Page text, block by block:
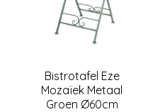
Bistrotafel Eze
Mozaïek Metaal
Groen Ø60cm